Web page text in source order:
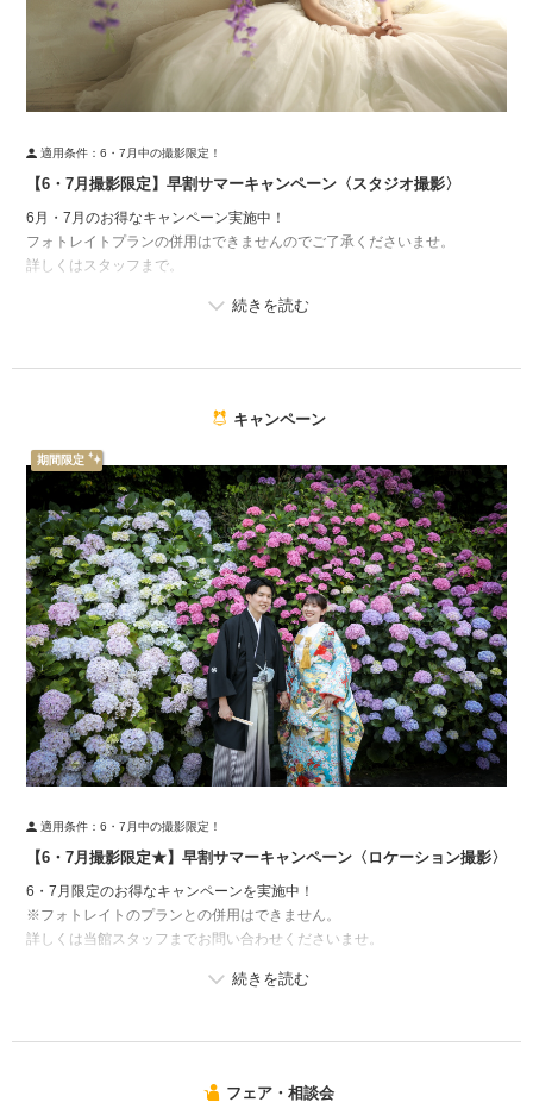
適用条件： 6・7月中の撮影限定！
【6・7月撮影限定】早割サマーキャンペーン〈スタジオ撮影〉
6月・7月のお得なキャンペーン実施中！
フォトレイトプランの併用はできませんのでご了承くださいませ。
詳しくはスタッフまで。
キャンペーン
期間限定
適用条件： 6・7月中の撮影限定！
【6・7月撮影限定★】早割サマーキャンペーン〈ロケーション撮影〉
6・7月限定のお得なキャンペーンを実施中！
※フォトレイトのプランとの併用はできません。
詳しくは当館スタッフまでお問い合わせくださいませ。
フェア・相談会